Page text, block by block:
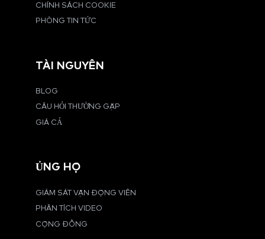
CHÍNH SÁCH COOKIE
PHÒNG TIN TỨC
TÀI NGUYÊN
BLOG
CÂU HỎI THƯỜNG GẶP
GIÁ CẢ
ỦNG HỘ
GIÁM SÁT VẬN ĐỘNG VIÊN
PHÂN TÍCH VIDEO
CỘNG ĐỒNG